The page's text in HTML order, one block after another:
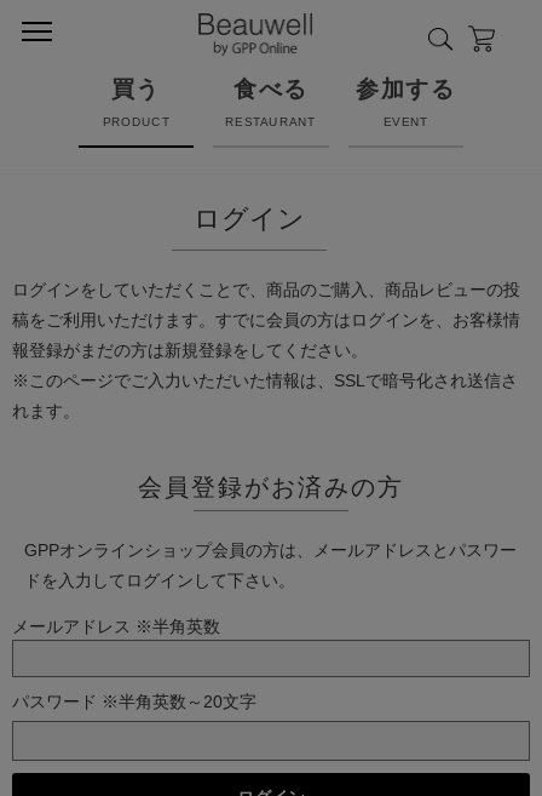
買う
PRODUCT
食べる
RESTAURANT
参加する
EVENT
ログイン
ログインをしていただくことで、商品のご購入、商品レビューの投
稿をご利用いただけます。すでに会員の方はログインを、お客様情
報登録がまだの方は新規登録をしてください。
※このページでご入力いただいた情報は、SSLで暗号化され送信さ
れます。
会員登録がお済みの方
GPPオンラインショップ会員の方は、メールアドレスとパスワー
ドを入力してログインして下さい。
メールアドレス ※半角英数
パスワード ※半角英数～20文字